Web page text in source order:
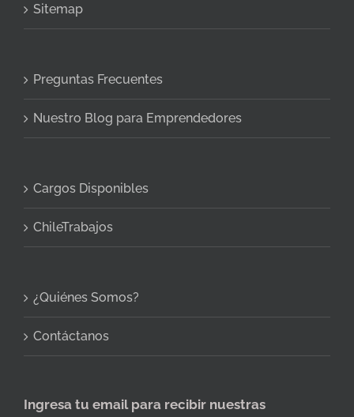
Sitemap
Preguntas Frecuentes
Nuestro Blog para Emprendedores
Cargos Disponibles
ChileTrabajos
¿Quiénes Somos?
Contáctanos
Ingresa tu email para recibir nuestras